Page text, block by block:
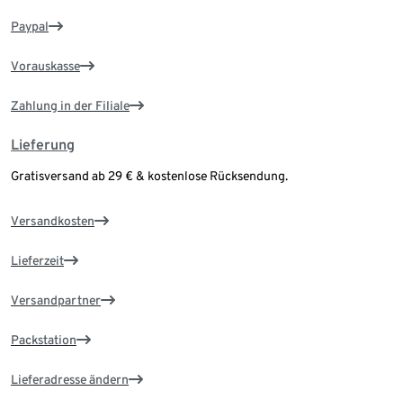
Paypal
Vorauskasse
Zahlung in der Filiale
Lieferung
Gratisversand ab 29 € & kostenlose Rücksendung.
Versandkosten
Lieferzeit
Versandpartner
Packstation
Lieferadresse ändern